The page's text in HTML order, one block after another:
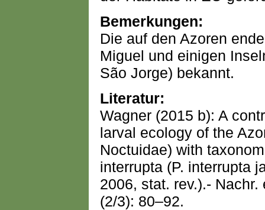
Bemerkungen:
Die auf den Azoren
Miguel und einigen
São Jorge) bekannt.
Literatur:
Wagner (2015 b): A
larval ecology of the
Noctuidae) with
interrupta (P. interrupta
2006, stat. rev.).-
(2/3): 80–92.